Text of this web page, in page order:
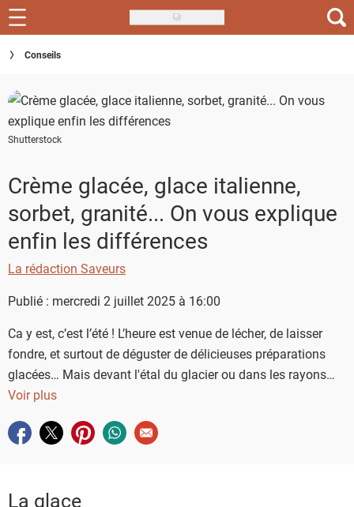
Skip
to
main
Recettes
Inspirations
Conseils
Actus
Téléchargez l'app Saveurs Recettes
Guide d'achat
Conseils
Shutterstock
Crème glacée, glace italienne,
sorbet, granité... On vous explique
enfin les différences
La rédaction Saveurs
Publié : mercredi 2 juillet 2025 à 16:00
Ca y est, c’est l’été ! L’heure est venue de lécher, de laisser
fondre, et surtout de déguster de délicieuses préparations
glacées… Mais devant l'étal du glacier ou dans les rayons
surgelés des supermarchés, on peut parfois s'y perdre tant
gourmandises glacées.
Voir plus
Partager sur facebook
Partager sur twitter
Partager sur pinterest
Partager sur whatsapp
Envoyer à un ami
La glace